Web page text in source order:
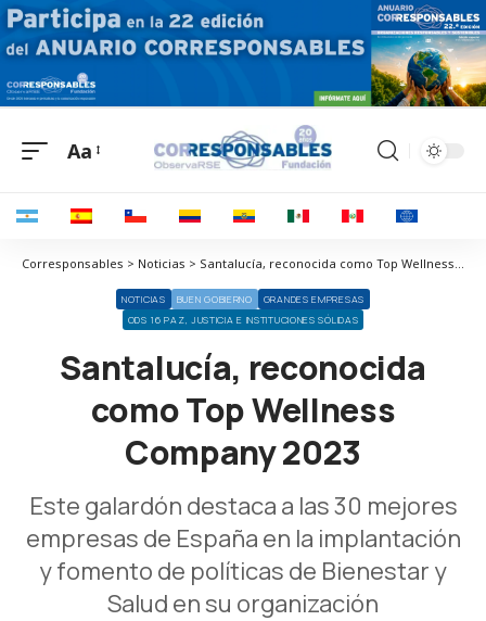
Aa
Corresponsables > Noticias > Santalucía, reconocida como Top Wellness Company 2023
NOTICIAS BUEN GOBIERNO
GRANDES EMPRESAS
ODS 16 PAZ, JUSTICIA E INSTITUCIONES SÓLIDAS
Santalucía, reconocida
como Top Wellness
Company 2023
Este galardón destaca a las 30 mejores
empresas de España en la implantación
y fomento de políticas de Bienestar y
Salud en su organización